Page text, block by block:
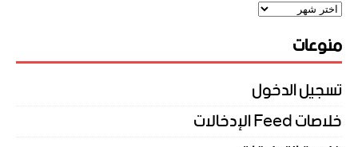
منوعات
تسجيل الدخول
خلاصات Feed الإدخالات